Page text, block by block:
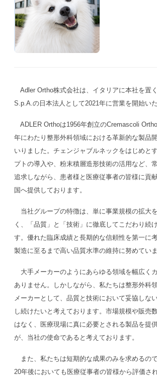
Adler Ortho株式会社は、イタリアに本社を置
S.p.A.の日本法人として2021年に営業を開始いた
ADLER Orthoは1956年創立のCremascoli
年にわたり整形外科領域における革新的な製品
いりました。チェンジャブルネックをはじめと
プトの導入や、粉末積層造形技術の活用など、
追求しながら、患者様と医療従事者の皆様に貢
国へ提供しております。
当社グループの特徴は、単に事業規模の拡大
く、「品質」と「技術」に徹底してこだわり続
す。優れた臨床成績と長期的な信頼性を第一に
製造に至るまで高い品質水準の維持に努めていま
大手メーカーのようにあらゆる領域を幅広く
ありません。しかしながら、私たちは整形外科
メーカーとして、品質と技術において妥協しな
し続けたいと考えております。市場規模や販売
はなく、医療現場に真に必要とされる製品を提
が、当社の使命であると考えております。
また、私たちは短期的な成果のみを求めるので
20年後においても医療従事者の皆様から評価さ